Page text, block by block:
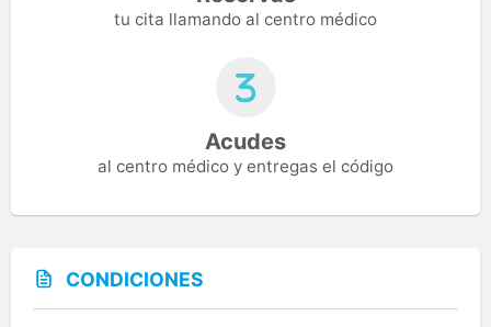
tu cita llamando al centro médico
Acudes
al centro médico y entregas el código
CONDICIONES